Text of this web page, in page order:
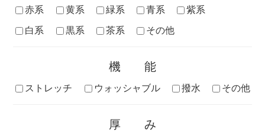
赤系 黄系 緑系 青系
紫系
白系
黒系 茶系 その他
機能
ストレッチ ウォッシャブル 撥水 その他
厚み